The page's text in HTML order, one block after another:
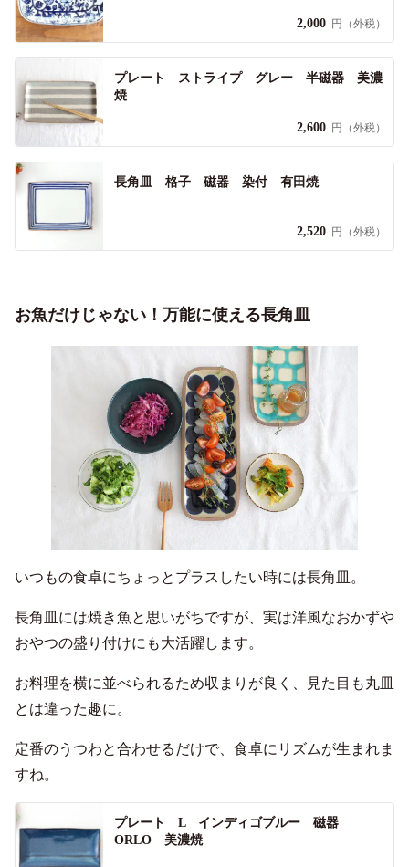
2,000 円（外税）
プレート ストライプ グレー 半磁器 美濃
焼
2,600 円（外税）
長角皿 格子 磁器 染付 有田焼
2,520 円（外税）
お魚だけじゃない！万能に使える長角皿
いつもの食卓にちょっとプラスしたい時には長角皿。
長角皿には焼き魚と思いがちですが、実は洋風なおかずや
おやつの盛り付けにも大活躍します。
お料理を横に並べられるため収まりが良く、見た目も丸皿
とは違った趣に。
定番のうつわと合わせるだけで、食卓にリズムが生まれま
すね。
プレート L インディゴブルー 磁器
ORLO 美濃焼